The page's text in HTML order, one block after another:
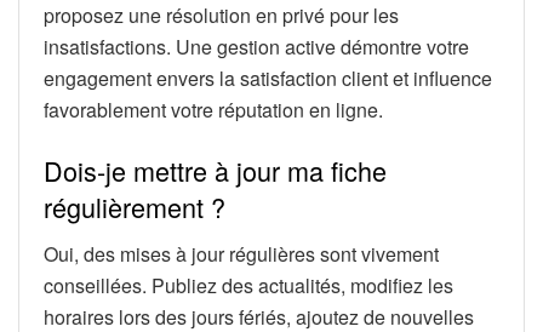
proposez une résolution en privé pour les
insatisfactions. Une gestion active démontre votre
engagement envers la satisfaction client et influence
favorablement votre réputation en ligne.
Dois-je mettre à jour ma fiche
régulièrement ?
Oui, des mises à jour régulières sont vivement
conseillées. Publiez des actualités, modifiez les
horaires lors des jours fériés, ajoutez de nouvelles